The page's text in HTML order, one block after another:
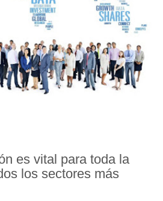
es vital para toda la
los sectores más